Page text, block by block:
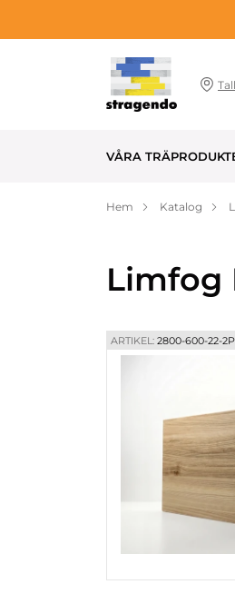
VÅRA
Hem Katalog
Limfog
ARTIKEL: 2800-600-22-